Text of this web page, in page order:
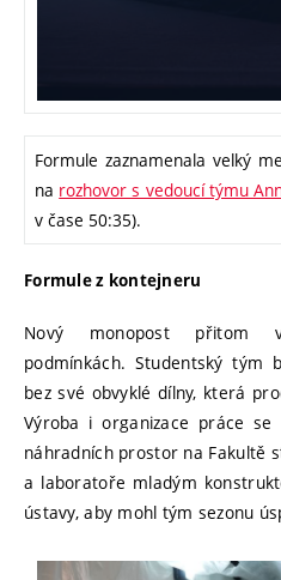
Formule zaznamenala velký
na rozhovor s vedoucí týmu
v čase 50:35).
Formule z kontejneru
Nový monopost přitom
podmínkách. Studentský tým
bez své obvyklé dílny, která
Výroba i organizace práce
náhradních prostor na Fakultě
a laboratoře mladým
ústavy, aby mohl tým sezonu